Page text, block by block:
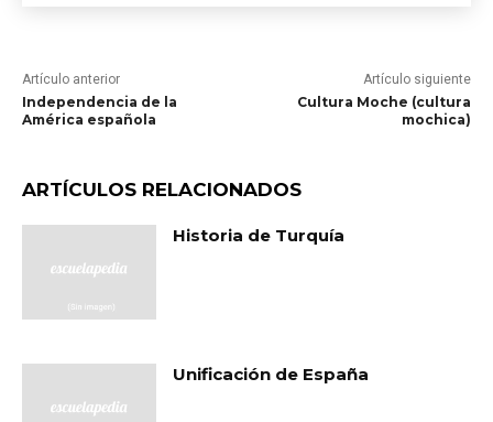
Artículo anterior
Independencia de la
América española
Artículo siguiente
Cultura Moche (cultura
mochica)
ARTÍCULOS RELACIONADOS
Historia de Turquía
Unificación de España